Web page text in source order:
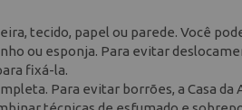
tecido, papel ou parede. Você
ou esponja. Para evitar
fixá-la.
Para evitar borrões, a Casa da